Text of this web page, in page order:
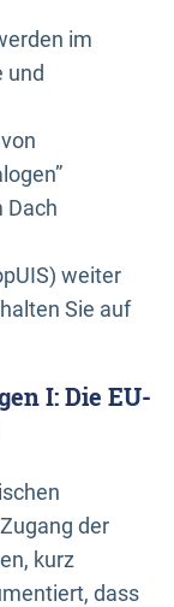
im
und
Dach
weiter
Sie auf
I: Die EU-
der
kurz
dass